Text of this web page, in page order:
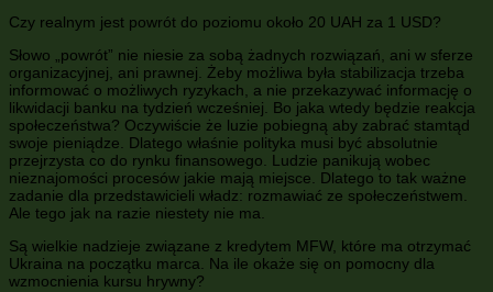
Czy realnym jest powrót do poziomu około 20 UAH za 1 USD?
Słowo „powrót” nie niesie za sobą żadnych rozwiązań, ani w sferze
organizacyjnej, ani prawnej. Żeby możliwa była stabilizacja trzeba
informować o możliwych ryzykach, a nie przekazywać informację o
likwidacji banku na tydzień wcześniej. Bo jaka wtedy będzie reakcja
społeczeństwa? Oczywiście że luzie pobiegną aby zabrać stamtąd
swoje pieniądze. Dlatego właśnie polityka musi być absolutnie
przejrzysta co do rynku finansowego. Ludzie panikują wobec
nieznajomości procesów jakie mają miejsce. Dlatego to tak ważne
zadanie dla przedstawicieli władz: rozmawiać ze społeczeństwem.
Ale tego jak na razie niestety nie ma.
Są wielkie nadzieje związane z kredytem MFW, które ma otrzymać
Ukraina na początku marca. Na ile okaże się on pomocny dla
wzmocnienia kursu hrywny?